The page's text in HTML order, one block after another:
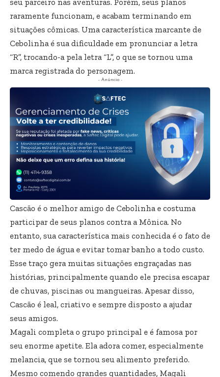
raramente funcionam, e acabam terminando em
situações cômicas. Uma característica marcante de
Cebolinha é sua dificuldade em pronunciar a letra
“R”, trocando-a pela letra “L”, o que se tornou uma
marca registrada do personagem.
- Anúncio -
Cascão é o melhor amigo de Cebolinha e costuma
participar de seus planos contra a Mônica. No
entanto, sua característica mais conhecida é o fato de
ter medo de água e evitar tomar banho a todo custo.
Esse traço gera muitas situações engraçadas nas
histórias, principalmente quando ele precisa escapar
de chuvas, piscinas ou mangueiras. Apesar disso,
Cascão é leal, criativo e sempre disposto a ajudar
seus amigos.
Magali completa o grupo principal e é famosa por
seu enorme apetite. Ela adora comer, especialmente
melancia, que se tornou seu alimento preferido.
Mesmo comendo grandes quantidades, Magali